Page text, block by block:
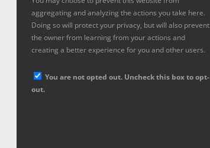
aggregating and analyzing the actions you take here.
Doing so will protect your privacy, but will also prevent
the owner from learning from your actions and
creating a better experience for you and other users.
You are not opted out. Uncheck this box to opt-
out.